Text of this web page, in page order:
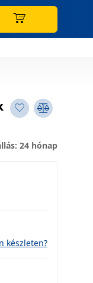
24 hónap
készleten?